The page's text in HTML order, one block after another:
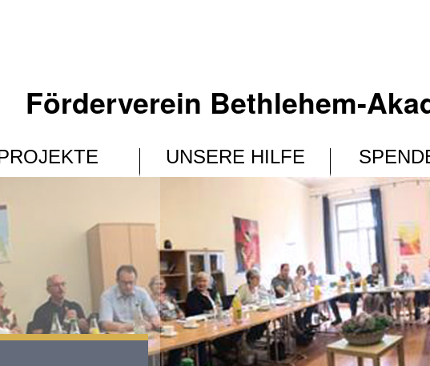
Förderverein Bethlehem-
UNSERE HILFE